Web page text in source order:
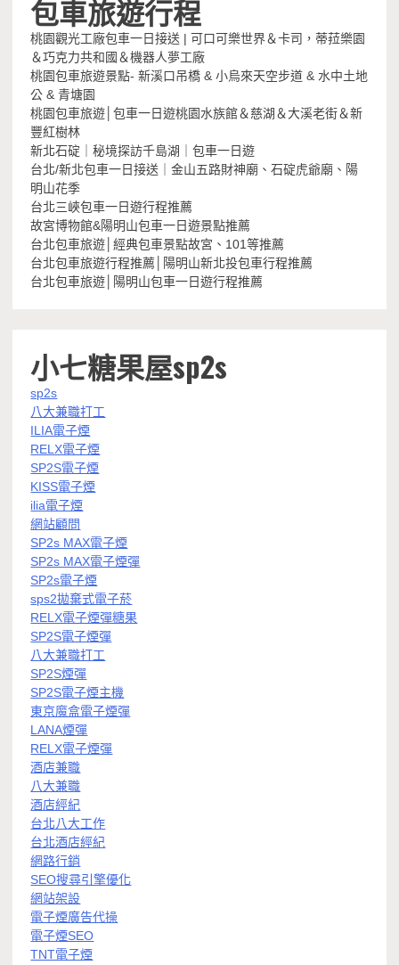
包車旅遊行程
桃園觀光工廠包車一日接送 | 可口可樂世界＆卡司，蒂菈樂園
＆巧克力共和國＆機器人夢工廠
桃園包車旅遊景點- 新溪口吊橋 & 小烏來天空步道 & 水中土地
公 & 青塘園
桃園包車旅遊│包車一日遊桃園水族館＆慈湖＆大溪老街＆新
豐紅樹林
新北石碇｜秘境探訪千島湖｜包車一日遊
台北/新北包車一日接送｜金山五路財神廟、石碇虎爺廟、陽
明山花季
台北三峽包車一日遊行程推薦
故宮博物館&陽明山包車一日遊景點推薦
台北包車旅遊│經典包車景點故宮、101等推薦
台北包車旅遊行程推薦│陽明山新北投包車行程推薦
台北包車旅遊│陽明山包車一日遊行程推薦
小七糖果屋sp2s
sp2s
八大兼職打工
ILIA電子煙
RELX電子煙
SP2S電子煙
KISS電子煙
ilia電子煙
網站顧問
SP2s MAX電子煙
SP2s MAX電子煙彈
SP2s電子煙
sps2拋棄式電子菸
RELX電子煙彈糖果
SP2S電子煙彈
八大兼職打工
SP2S煙彈
SP2S電子煙主機
東京魔盒電子煙彈
LANA煙彈
RELX電子煙彈
酒店兼職
八大兼職
酒店經紀
台北八大工作
台北酒店經紀
網路行銷
SEO搜尋引擎優化
網站架設
電子煙廣告代操
電子煙SEO
TNT電子煙